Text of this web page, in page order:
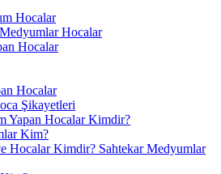
Hocalar
Hocalar
Hocalar
Hocalar
Şikayetleri
Yapan Hocalar Kimdir?
Kim?
Hocalar Kimdir? Sahtekar Medyumlar